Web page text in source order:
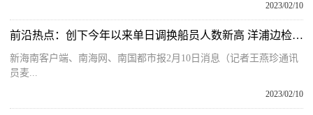
2023/02/10
前沿热点：创下今年以来单日调换船员人数新高 洋浦边检站全力保障企业复工复产
新海南客户端、南海网、南国都市报2月10日消息（记者王燕珍通讯
员麦...
2023/02/10